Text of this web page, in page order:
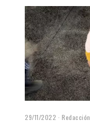
29/11/2022 Redacción